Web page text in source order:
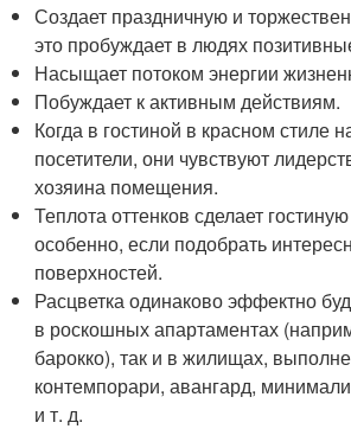
Создает праздничную и
это пробуждает в людях
Насыщает потоком энергии
Побуждает к активным действиям.
Когда в гостиной в красном стиле
посетители, они чувствуют
хозяина помещения.
Теплота оттенков сделает
особенно, если подобрать
поверхностей.
Расцветка одинаково эффектно
в роскошных апартаментах
барокко), так и в жилищах,
контемпорари, авангард,
и т. д.